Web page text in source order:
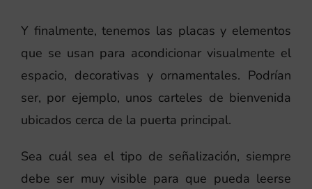
Y finalmente, tenemos las placas y elementos
que se usan para acondicionar visualmente el
espacio, decorativas y ornamentales. Podrían
ser, por ejemplo, unos carteles de bienvenida
ubicados cerca de la puerta principal.
Sea cuál sea el tipo de señalización, siempre
debe ser muy visible para que pueda leerse